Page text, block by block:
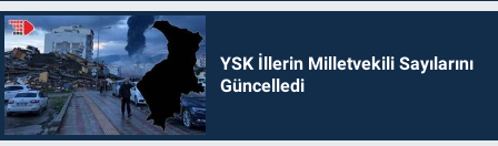
YSK İllerin Milletvekili Sayılarını
Güncelledi